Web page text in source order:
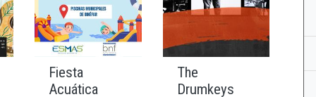
Fiesta
Acuática
The
Drumkeys